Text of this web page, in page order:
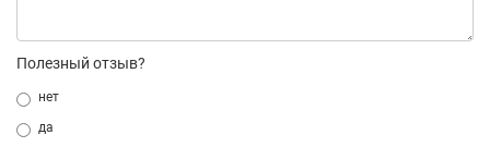
Полезный отзыв?
нет
да